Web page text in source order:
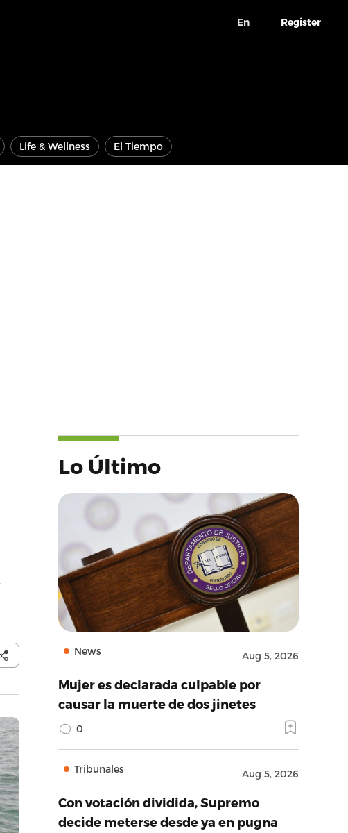
En Register
Life & Wellness El Tiempo
Lo Último
News Aug 5, 2026
Mujer es declarada culpable por
causar la muerte de dos jinetes
0
Tribunales Aug 5, 2026
Con votación dividida, Supremo
decide meterse desde ya en pugna